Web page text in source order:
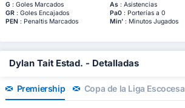
G: Goles Marcados As: Asistencias
GR: Goles Encajados Pa0: Porterías a 0
PEN : Penaltis Marcados Min': Minutos Jugados
Dylan Tait Estad. - Detalladas
Premiership Copa de la Liga Escocesa